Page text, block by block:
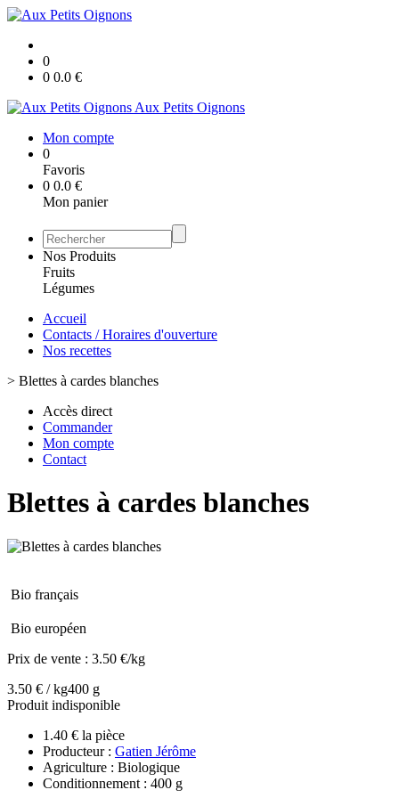
0
0 0.0 €
Aux Petits Oignons
Mon compte
0
Favoris
0 0.0 €
Mon panier
Nos Produits
Fruits
Légumes
Accueil
Contacts / Horaires d'ouverture
Nos recettes
> Blettes à cardes blanches
Accès direct
Commander
Mon compte
Contact
Blettes à cardes blanches
Bio français
Bio européen
Prix de vente : 3.50 €/kg
3.50 € / kg400 g
Produit indisponible
1.40 € la pièce
Producteur : Gatien Jérôme
Agriculture : Biologique
Conditionnement : 400 g